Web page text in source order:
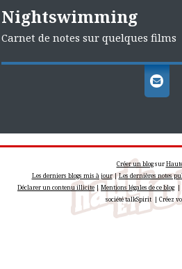
Nightswimming
Carnet de notes sur quelques films
Créer un blogsur
Les derniers blogs mis à jour|Les dernières notes
Déclarer un contenu illicite| Mentions légales de ce blog|
société talkSpirit | Créez